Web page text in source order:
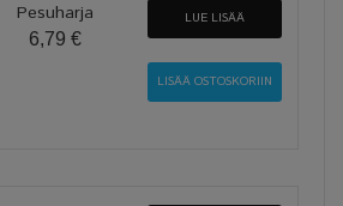
Pesuharja
6,79 €
LUE LISÄÄ